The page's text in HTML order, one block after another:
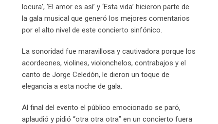
locura’, ‘El amor es así’ y ‘Esta vida’ hicieron parte de
la gala musical que generó los mejores comentarios
por el alto nivel de este concierto sinfónico.
La sonoridad fue maravillosa y cautivadora porque los
acordeones, violines, violonchelos, contrabajos y el
canto de Jorge Celedón, le dieron un toque de
elegancia a esta noche de gala.
Al final del evento el público emocionado se paró,
aplaudió y pidió “otra otra otra” en un concierto fuera